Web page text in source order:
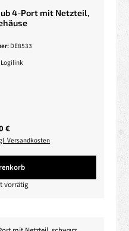
4-Port mit Netzteil,
DE8533
Logilink
Preis:
€
Versandkosten
vorrätig